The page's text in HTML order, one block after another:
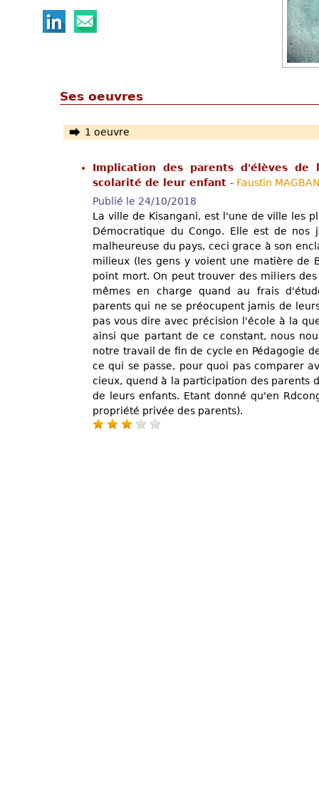
Ses oeuvres
1 oeuvre
Implication des parents d'élèves de
scolarité de leur enfant - Faustin
Publié le 24/10/2018
La ville de Kisangani, est l'une de ville les
Démocratique du Congo. Elle est de nos
malheureuse du pays, ceci grace à son
milieux (les gens y voient une matière de
point mort. On peut trouver des miliers
mêmes en charge quand au frais
parents qui ne se préocupent jamis de
pas vous dire avec précision l'école à la
ainsi que partant de ce constant, nous
notre travail de fin de cycle en Pédagogie
ce qui se passe, pour quoi pas comparer
cieux, quend à la participation des parents
de leurs enfants. Etant donné qu'en
propriété privée des parents).